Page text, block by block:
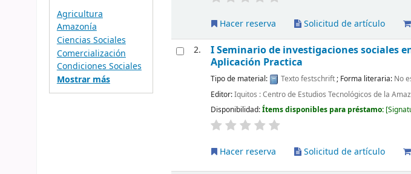
Agricultura
Amazonía
Ciencias Sociales
Comercialización
Condiciones Sociales
Mostrar más
Hacer reserva Solicitud de artículo
2. I Seminario de investigaciones sociales
Aplicación Practica
Tipo de material: Textofestschrift; Forma literaria: No
Editor:Iquitos : Centro de Estudios Tecnológicos de la
Disponibilidad:Ítems disponibles para préstamo:
Hacer reserva Solicitud de artículo